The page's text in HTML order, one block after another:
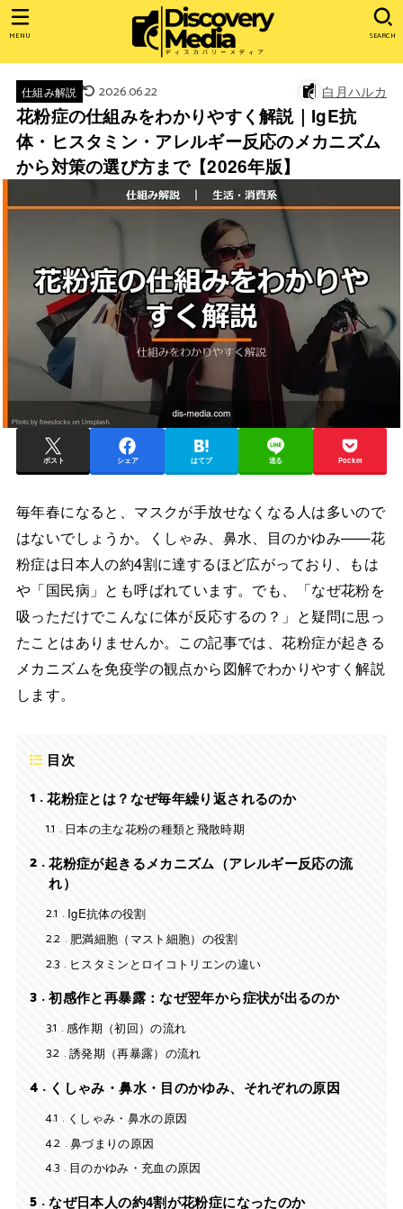
SEARCH
MENU
仕組み解説 2026.06.22 白月ハルカ
花粉症の仕組みをわかりやすく解説｜IgE抗
体・ヒスタミン・アレルギー反応のメカニズム
から対策の選び方まで【2026年版】
ポスト シェア はてブ 送る Pocket
毎年春になると、マスクが手放せなくなる人は多いので
はないでしょうか。くしゃみ、鼻水、目のかゆみ——花
粉症は日本人の約4割に達するほど広がっており、もは
や「国民病」とも呼ばれています。でも、「なぜ花粉を
吸っただけでこんなに体が反応するの？」と疑問に思っ
たことはありませんか。この記事では、花粉症が起きる
メカニズムを免疫学の観点から図解でわかりやすく解説
します。
目次
1
花粉症とは？なぜ毎年繰り返されるのか
1.1
日本の主な花粉の種類と飛散時期
2
花粉症が起きるメカニズム（アレルギー反応の流
れ）
2.1
IgE抗体の役割
2.2 肥満細胞（マスト細胞）の役割
2.3 ヒスタミンとロイコトリエンの違い
3
初感作と再暴露：なぜ翌年から症状が出るのか
3.1
感作期（初回）の流れ
3.2 誘発期（再暴露）の流れ
4
くしゃみ・鼻水・目のかゆみ、それぞれの原因
4.1
くしゃみ・鼻水の原因
4.2 鼻づまりの原因
4.3 目のかゆみ・充血の原因
5
なぜ日本人の約4割が花粉症になったのか